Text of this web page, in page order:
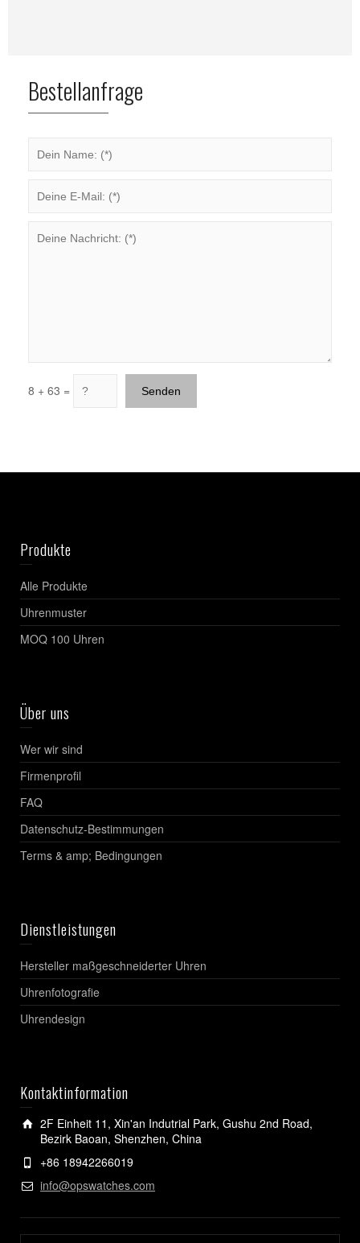
Bestellanfrage
8 + 63 =
Produkte
Alle Produkte
Uhrenmuster
MOQ 100 Uhren
Über uns
Wer wir sind
Firmenprofil
FAQ
Datenschutz-Bestimmungen
Terms & amp; Bedingungen
Dienstleistungen
Hersteller maßgeschneiderter Uhren
Uhrenfotografie
Uhrendesign
Kontaktinformation
2F Einheit 11, Xin'an Indutrial Park, Gushu 2nd Road,
Bezirk Baoan, Shenzhen, China
+86 18942266019
info@opswatches.com